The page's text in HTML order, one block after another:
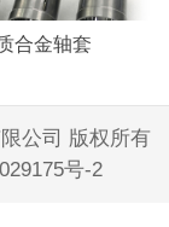
合金轴套
公司 版权所有
号-2